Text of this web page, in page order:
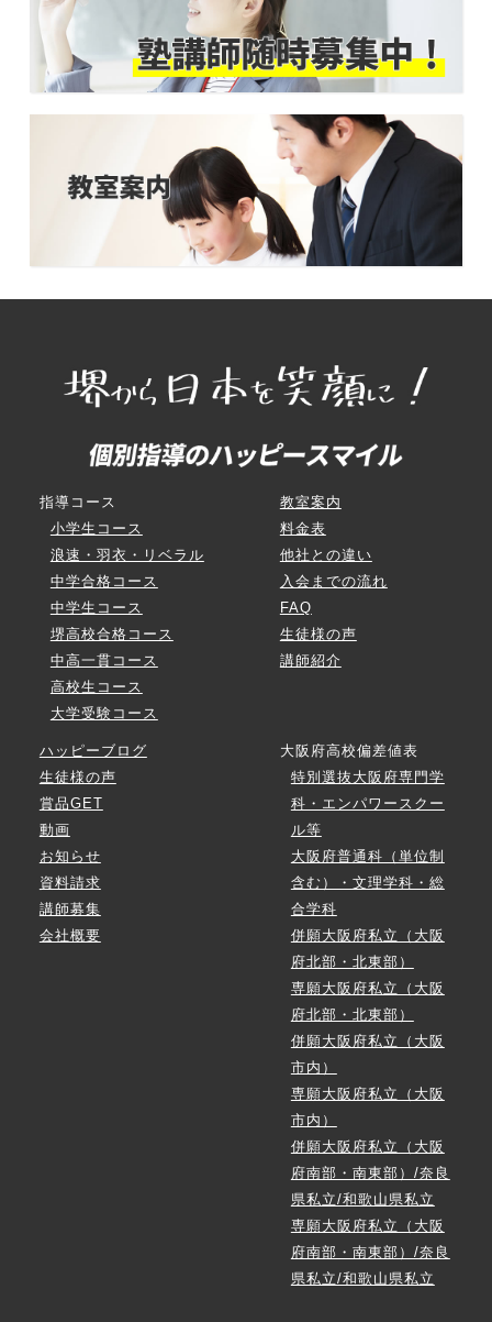
指導コース
小学生コース
浪速・羽衣・リベラル
中学合格コース
中学生コース
堺高校合格コース
中高一貫コース
高校生コース
大学受験コース
教室案内
料金表
他社との違い
入会までの流れ
FAQ
生徒様の声
講師紹介
ハッピーブログ
生徒様の声
賞品GET
動画
お知らせ
資料請求
講師募集
会社概要
大阪府高校偏差値表
特別選抜大阪府専門学
科・エンパワースクー
ル等
大阪府普通科（単位制
含む）・文理学科・総
合学科
併願大阪府私立（大阪
府北部・北東部）
専願大阪府私立（大阪
府北部・北東部）
併願大阪府私立（大阪
市内）
専願大阪府私立（大阪
市内）
併願大阪府私立（大阪
府南部・南東部）/奈良
県私立/和歌山県私立
専願大阪府私立（大阪
府南部・南東部）/奈良
県私立/和歌山県私立